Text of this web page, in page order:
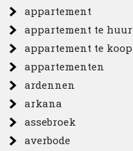
appartement
appartement te huur
appartement te koop
appartementen
ardennen
arkana
assebroek
averbode